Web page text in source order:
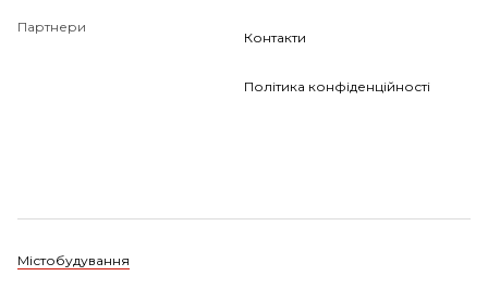
Партнери
Контакти
Політика конфіденційності
Містобудування